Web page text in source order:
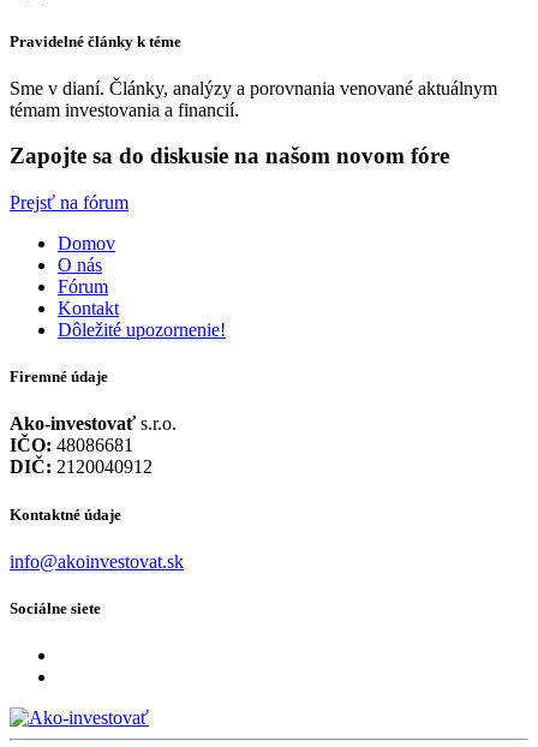
Pravidelné články k téme
Sme v dianí. Články, analýzy a porovnania venované aktuálnym
témam investovania a financií.
Zapojte sa do diskusie na našom novom fóre
Prejsť na fórum
Domov
O nás
Fórum
Kontakt
Dôležité upozornenie!
Firemné údaje
Ako-investovaťs.r.o.
IČO: 48086681
DIČ: 2120040912
Kontaktné údaje
info@akoinvestovat.sk
Sociálne siete